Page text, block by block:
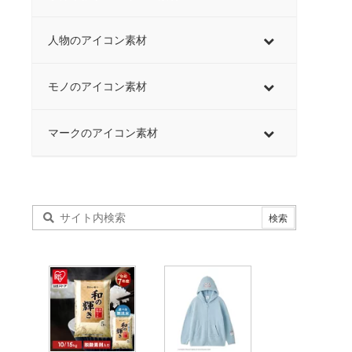
人物のアイコン素材
モノのアイコン素材
マークのアイコン素材